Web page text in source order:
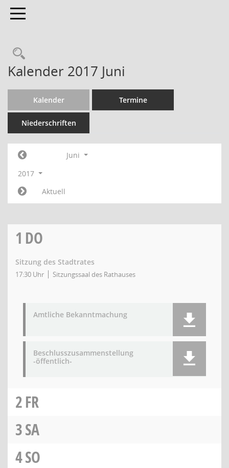
Toggle navigation
Kalender 2017 Juni
Kalender Termine
Niederschriften
Juni
2017
Aktuell
1 DO
Sitzung des Stadtrates
17:30 Uhr Sitzungssaal des Rathauses
Amtliche Bekanntmachung
Beschlusszusammenstellung
-öffentlich-
2FR
3SA
4SO